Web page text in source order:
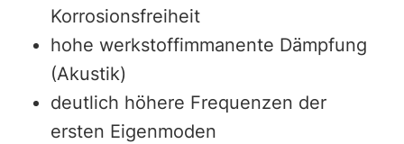
Korrosionsfreiheit
hohe werkstoffimmanente Dämpfung
(Akustik)
deutlich höhere Frequenzen der
ersten Eigenmoden